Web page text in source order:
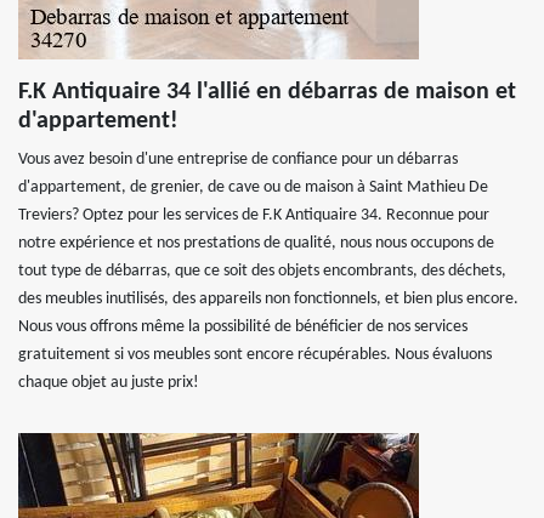
F.K Antiquaire 34 l'allié en débarras de maison et
d'appartement!
Vous avez besoin d'une entreprise de confiance pour un débarras
d'appartement, de grenier, de cave ou de maison à Saint Mathieu De
Treviers? Optez pour les services de F.K Antiquaire 34. Reconnue pour
notre expérience et nos prestations de qualité, nous nous occupons de
tout type de débarras, que ce soit des objets encombrants, des déchets,
des meubles inutilisés, des appareils non fonctionnels, et bien plus encore.
Nous vous offrons même la possibilité de bénéficier de nos services
gratuitement si vos meubles sont encore récupérables. Nous évaluons
chaque objet au juste prix!